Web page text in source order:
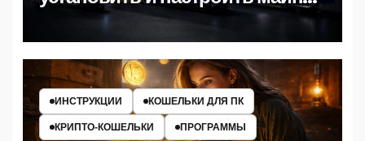
на Windows
ИНСТРУКЦИИ
КОШЕЛЬКИ ДЛЯ ПК
КРИПТО‑КОШЕЛЬКИ
ПРОГРАММЫ